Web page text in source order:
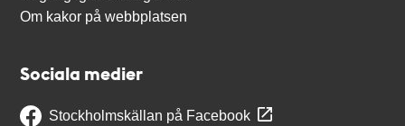
Om kakor på webbplatsen
Sociala medier
Stockholmskällan på Facebook